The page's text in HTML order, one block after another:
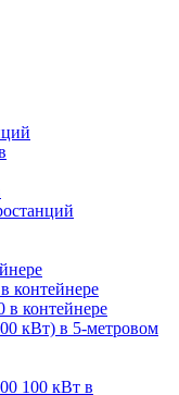
контейнере
контейнере
кВт) в 5-метровом
100 кВт в